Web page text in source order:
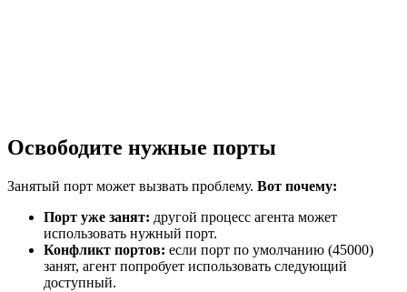
Освободите нужные порты
Занятый порт может вызвать проблему. Вот почему:
Порт уже занят: другой процесс агента может
использовать нужный порт.
Конфликт портов: если порт по умолчанию (45000)
занят, агент попробует использовать следующий
доступный.